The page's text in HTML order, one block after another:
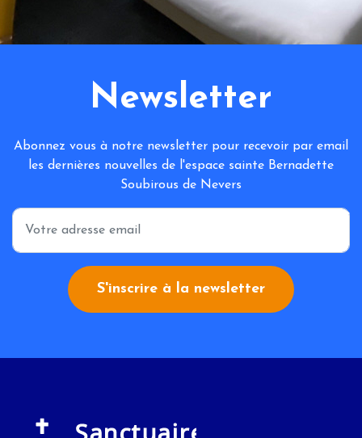
Newsletter
Abonnez vous à notre newsletter pour recevoir par email
les dernières nouvelles de l'espace sainte Bernadette
Soubirous de Nevers
*
S'inscrire à la newsletter